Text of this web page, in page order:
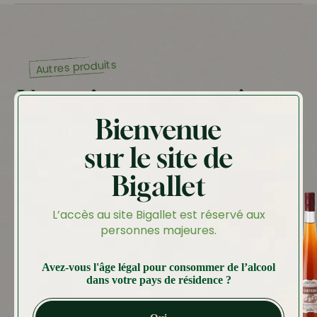
Bienvenue
sur le site de
Bigallet
L’accès au site Bigallet est réservé aux
personnes majeures.
Avez-vous l'âge légal pour consommer de l’alcool
dans votre pays de résidence ?
Autres produits
Vous aimerez peut-être